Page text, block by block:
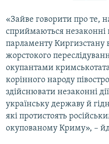
«Зайве говорити про те,
сприймаються незаконні
парламенту Киргизстану
жорстокого
окупантами
корінного народу
здійснювати незаконні
українську державу й
які протистоять
окупованому Криму», –